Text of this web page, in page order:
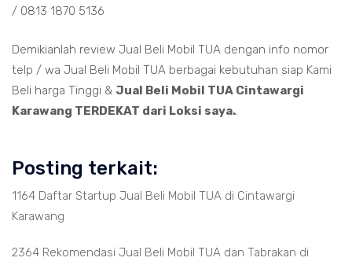
/ 0813 1870 5136
Demikianlah review Jual Beli Mobil TUA dengan info nomor
telp / wa Jual Beli Mobil TUA berbagai kebutuhan siap Kami
Beli harga Tinggi & Jual Beli Mobil TUA Cintawargi
Karawang TERDEKAT dari Loksi saya.
Posting terkait:
1164 Daftar Startup Jual Beli Mobil TUA di Cintawargi
Karawang
2364 Rekomendasi Jual Beli Mobil TUA dan Tabrakan di